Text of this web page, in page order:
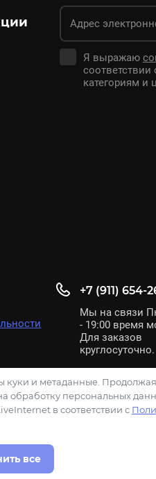
Я выражаю
соответствии
категориям
+7 (911) 654-
Мы на связи
- 19:00 время
Для заказов
круглосуточно.
Информация
куки и метаданные.
обработку персональных
в соответствии с
все